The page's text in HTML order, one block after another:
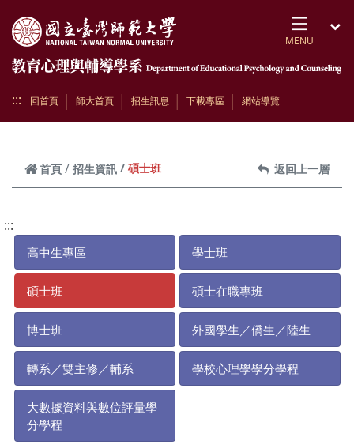
MENU
::: 回首頁 師大首頁 招生訊息 下載專區 網站導覽
首頁 招生資訊 碩士班 返回上一層
:::
高中生專區 學士班
碩士班 碩士在職專班
博士班 外國學生／僑生／陸生
轉系／雙主修／輔系 學校心理學學分學程
大數據資料與數位評量學
分學程